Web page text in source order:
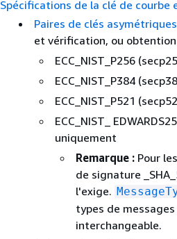
Spécifications de la clé de courbe
Paires de clés
et vérification, ou
ECC_NIST_P256
ECC_NIST_P384
ECC_NIST_P521
ECC_NIST_
uniquement
Remarque :Pour
de signature
l'exige.
types de
interchangeable.